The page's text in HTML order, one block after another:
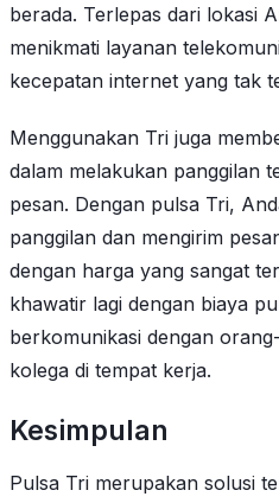
berada. Terlepas dari lokasi
menikmati layanan
kecepatan internet yang tak
Menggunakan Tri juga
dalam melakukan panggilan
pesan. Dengan pulsa Tri,
panggilan dan mengirim
dengan harga yang sangat
khawatir lagi dengan biaya
berkomunikasi dengan
kolega di tempat kerja.
Kesimpulan
Pulsa Tri merupakan solusi